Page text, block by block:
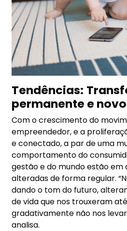
Tendências:
permanente e
Com o crescimento do
empreendedor, e a
e conectado, a par de uma
comportamento do
gestão e do mundo estão em
alteradas de forma regular.
dando o tom do futuro,
de vida que nos trouxeram
gradativamente não nos
analisa.